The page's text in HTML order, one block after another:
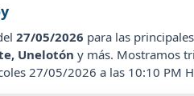
27/05/2026 para las
Unelotón y más. Mostramos
27/05/2026 a las 10:10 PM